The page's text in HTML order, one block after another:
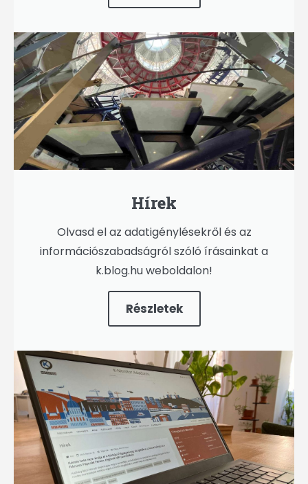
Hírek
Olvasd el az adatigénylésekről és az
információszabadságról szóló írásainkat a
k.blog.hu weboldalon!
Részletek